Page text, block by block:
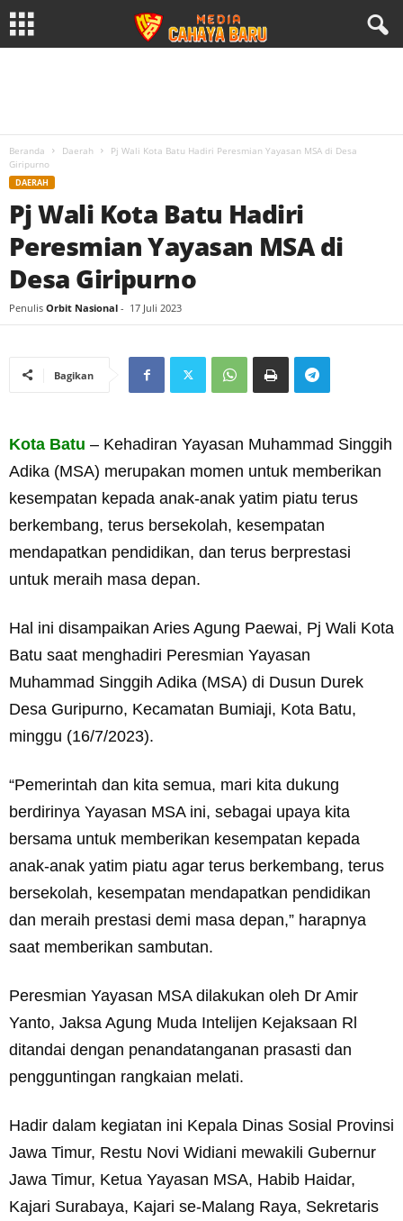
Beranda Daerah
Pj Wali Kota Batu Hadiri Peresmian Yayasan MSA di Desa
Giripurno
DAERAH
Pj Wali Kota Batu Hadiri
Peresmian Yayasan MSA di
Desa Giripurno
Penulis Orbit Nasional - 17 Juli 2023
Bagikan
Kota Batu – Kehadiran Yayasan Muhammad Singgih
Adika (MSA) merupakan momen untuk memberikan
kesempatan kepada anak-anak yatim piatu terus
berkembang, terus bersekolah, kesempatan
mendapatkan pendidikan, dan terus berprestasi
untuk meraih masa depan.
Hal ini disampaikan Aries Agung Paewai, Pj Wali Kota
Batu saat menghadiri Peresmian Yayasan
Muhammad Singgih Adika (MSA) di Dusun Durek
Desa Guripurno, Kecamatan Bumiaji, Kota Batu,
minggu (16/7/2023).
“Pemerintah dan kita semua, mari kita dukung
berdirinya Yayasan MSA ini, sebagai upaya kita
bersama untuk memberikan kesempatan kepada
anak-anak yatim piatu agar terus berkembang, terus
bersekolah, kesempatan mendapatkan pendidikan
dan meraih prestasi demi masa depan,” harapnya
saat memberikan sambutan.
Peresmian Yayasan MSA dilakukan oleh Dr Amir
Yanto, Jaksa Agung Muda Intelijen Kejaksaan Rl
ditandai dengan penandatanganan prasasti dan
pengguntingan rangkaian melati.
Hadir dalam kegiatan ini Kepala Dinas Sosial Provinsi
Jawa Timur, Restu Novi Widiani mewakili Gubernur
Jawa Timur, Ketua Yayasan MSA, Habib Haidar,
Kajari Surabaya, Kajari se-Malang Raya, Sekretaris